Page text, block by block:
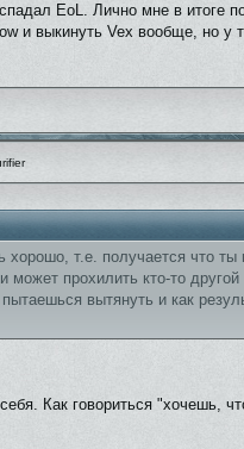
EoL. Лично мне в итоге
и выкинуть Vex вообще, но у
хорошо, т.е. получается что
может прохилить кто-то
вытянуть и как
Как говориться "хочешь,